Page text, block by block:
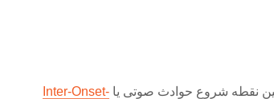
Inter-Onset-